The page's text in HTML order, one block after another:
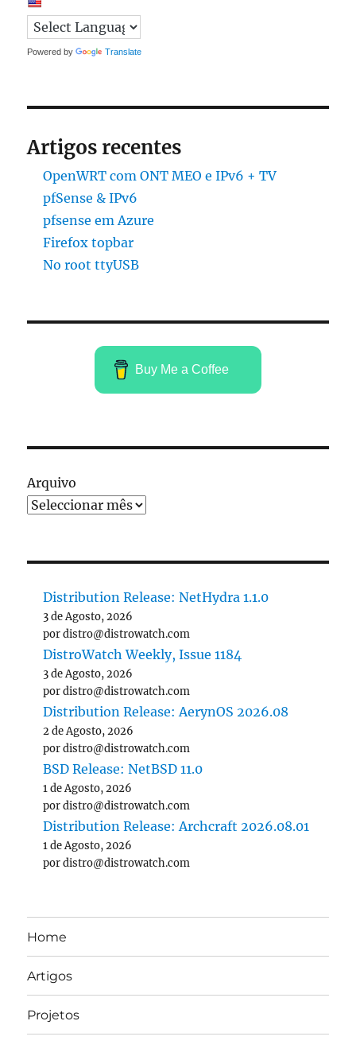
Powered by Translate
Artigos recentes
OpenWRT com ONT MEO e IPv6 + TV
pfSense & IPv6
pfsense em Azure
Firefox topbar
No root ttyUSB
Buy Me a Coffee
Arquivo
Distribution Release: NetHydra 1.1.0
3 de Agosto, 2026
por distro@distrowatch.com
DistroWatch Weekly, Issue 1184
3 de Agosto, 2026
por distro@distrowatch.com
Distribution Release: AerynOS 2026.08
2 de Agosto, 2026
por distro@distrowatch.com
BSD Release: NetBSD 11.0
1 de Agosto, 2026
por distro@distrowatch.com
Distribution Release: Archcraft 2026.08.01
1 de Agosto, 2026
por distro@distrowatch.com
Home
Artigos
Projetos